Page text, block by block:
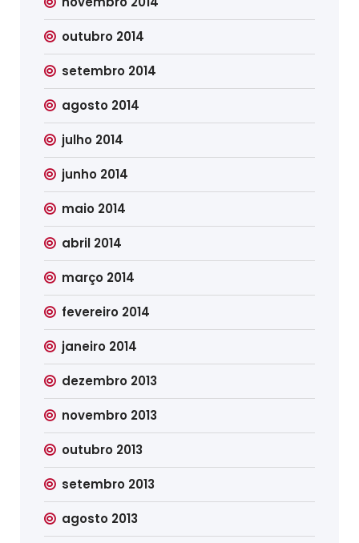
outubro 2014
setembro 2014
agosto 2014
julho 2014
junho 2014
maio 2014
abril 2014
março 2014
fevereiro 2014
janeiro 2014
dezembro 2013
novembro 2013
outubro 2013
setembro 2013
agosto 2013